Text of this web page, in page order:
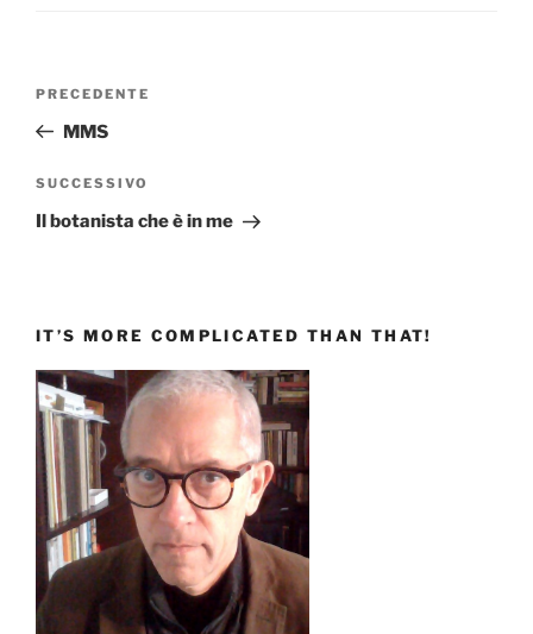
Articolo
precedente:
PRECEDENTE
MMS
Articolo
successivo
SUCCESSIVO
Il botanista che è in me
IT’S MORE COMPLICATED THAN THAT!